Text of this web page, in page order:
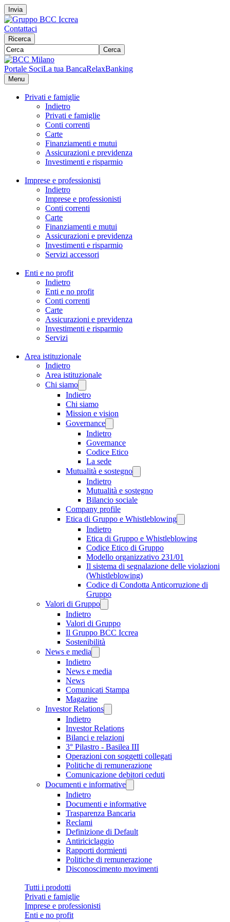
Invia
Contattaci
Ricerca
Cerca
Portale SociLa tua BancaRelaxBanking
Menu
Privati e famiglie
Indietro
Privati e famiglie
Conti correnti
Carte
Finanziamenti e mutui
Assicurazioni e previdenza
Investimenti e risparmio
Imprese e professionisti
Indietro
Imprese e professionisti
Conti correnti
Carte
Finanziamenti e mutui
Assicurazioni e previdenza
Investimenti e risparmio
Servizi accessori
Enti e no profit
Indietro
Enti e no profit
Conti correnti
Carte
Assicurazioni e previdenza
Investimenti e risparmio
Servizi
Area istituzionale
Indietro
Area istituzionale
Chi siamo
Indietro
Chi siamo
Mission e vision
Governance
Indietro
Governance
Codice Etico
La sede
Mutualità e sostegno
Indietro
Mutualità e sostegno
Bilancio sociale
Company profile
Etica di Gruppo e Whistleblowing
Indietro
Etica di Gruppo e Whistleblowing
Codice Etico di Gruppo
Modello organizzativo 231/01
Il sistema di segnalazione delle violazioni
(Whistleblowing)
Codice di Condotta Anticorruzione di
Gruppo
Valori di Gruppo
Indietro
Valori di Gruppo
Il Gruppo BCC Iccrea
Sostenibilità
News e media
Indietro
News e media
News
Comunicati Stampa
Magazine
Investor Relations
Indietro
Investor Relations
Bilanci e relazioni
3° Pilastro - Basilea III
Operazioni con soggetti collegati
Politiche di remunerazione
Comunicazione debitori ceduti
Documenti e informative
Indietro
Documenti e informative
Trasparenza Bancaria
Reclami
Definizione di Default
Antiriciclaggio
Rapporti dormienti
Politiche di remunerazione
Disconoscimento movimenti
Tutti i prodotti
Privati e famiglie
Imprese e professionisti
Enti e no profit